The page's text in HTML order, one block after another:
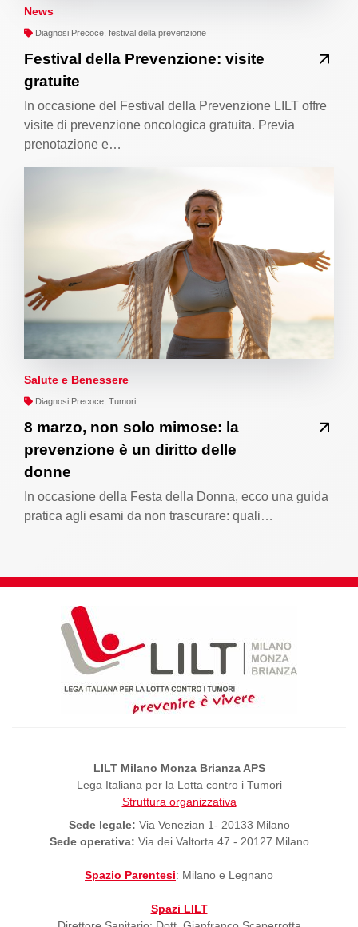
News
Diagnosi Precoce, festival della prevenzione
Festival della Prevenzione: visite
gratuite
In occasione del Festival della Prevenzione LILT offre
visite di prevenzione oncologica gratuita. Previa
prenotazione e…
Salute e Benessere
Diagnosi Precoce, Tumori
8 marzo, non solo mimose: la
prevenzione è un diritto delle
donne
In occasione della Festa della Donna, ecco una guida
pratica agli esami da non trascurare: quali…
LILT Milano Monza Brianza APS
Lega Italiana per la Lotta contro i Tumori
Struttura organizzativa
Sede legale: Via Venezian 1- 20133 Milano
Sede operativa: Via dei Valtorta 47 - 20127 Milano
Spazio Parentesi: Milano e Legnano
Spazi LILT